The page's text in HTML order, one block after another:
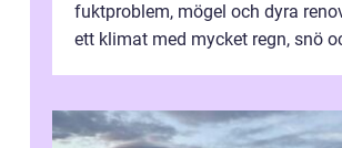
fuktproblem, mögel och dyra
ett klimat med mycket regn, snö